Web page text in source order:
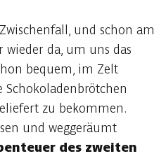
und schon am
da, um uns das
bequem, im Zelt
zu bekommen.
und weggeräumt
des zweiten